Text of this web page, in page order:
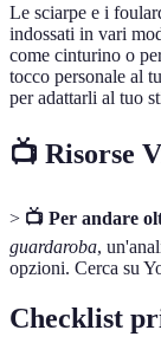
Le sciarpe e i
indossati in vari
come cinturino o
tocco personale al
per adattarli al tuo
📺 Risorse
> 📺 Per andare
guardaroba,
opzioni. Cerca su
Checklist